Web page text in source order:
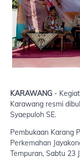
KARAWANG -
Karawang resmi
Syaepuloh SE.
Pembukaan Karang
Perkemahan
Tempuran, Sabtu 23